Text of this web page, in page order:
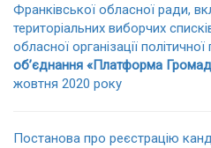
Франківської обласної ради,
територіальних виборчих
обласної організації політичної
об’єднання «Платформа
жовтня 2020 року
Постанова про реєстрацію